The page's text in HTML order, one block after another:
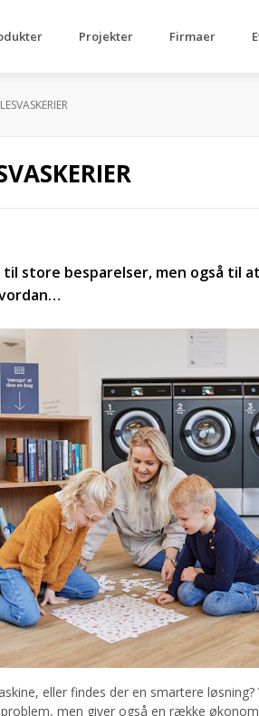
Projekter Firmaer
store besparelser, men også til
eller findes der en smartere
men giver også en række